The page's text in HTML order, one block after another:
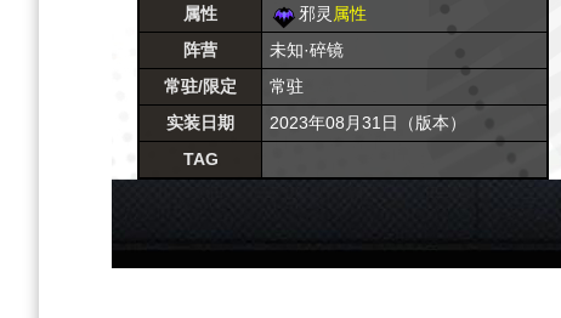
属性
邪灵 属性
阵营
未知·碎镜
常驻/限定
常驻
实装日期
2023年08月31日（版本）
TAG